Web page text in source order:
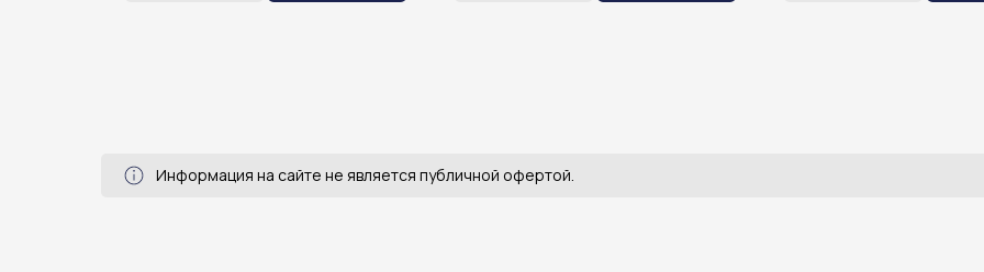
Информация на сайте не является публичной офертой.